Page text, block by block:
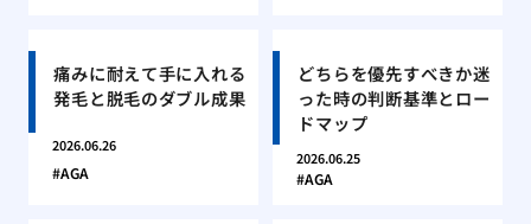
痛みに耐えて手に入れる
発毛と脱毛のダブル成果
2026.06.26
AGA
どちらを優先すべきか迷
った時の判断基準とロー
ドマップ
2026.06.25
AGA